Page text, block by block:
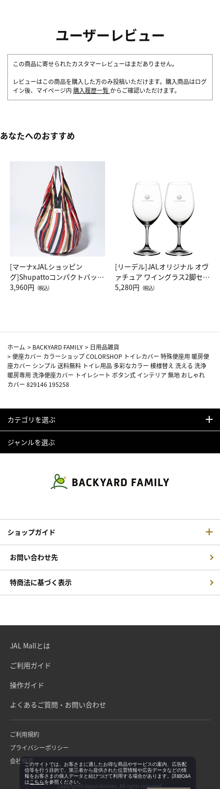
ユーザーレビュー
この商品に寄せられたカスタマーレビューはまだありません。
レビューはこの商品を購入した方のみ投稿いただけます。購入商品はログ
イン後、マイページ内 購入履歴一覧 からご確認いただけます。
あなたへのおすすめ
[マーナxJALショッピン
グ]Shupattoコンパクトバッグ
Drop JAL客室乗務員（LC）ス
3,960円 （税込）
[リーデル]JALオリジナル オヴ
ァチュア ワイングラス2脚セッ
ト（レッドワイン）
5,280円 （税込）
ホーム > BACKYARD FAMILY > 日用品雑貨
>便座カバー カラーショップ COLORSHOP トイレカバー 特殊便座用 暖房便
座カバー シンプル 送料無料 トイレ用品 多彩なカラー 模様替え 洗える 洗浄
暖房専用 洗浄便座カバー トイレシート ボタン式 インテリア 無地 おしゃれ
カバー 829146 195258
カテゴリを選ぶ
ジャンルを選ぶ
ショップガイド
お問い合わせ先
特商法に基づく表示
JAL Mallとは
ご利用ガイド
操作ガイド
よくあるご質問・お問い合わせ
ご利用規約
プライバシーポリシー
会社概要
Copyright©Japan Airlines. All rights reserved.
このサイトでは、お客さまに適したお得な商品やサービスの案内、広告配
信等を行う目的で、第三者から提供された位置情報や広告データなどの情
報をお客さまの個人データと結びつけて利用する場合があります。詳細Q&A
は こちらを参照ください。